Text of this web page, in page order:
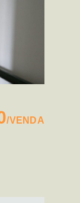
/VENDA